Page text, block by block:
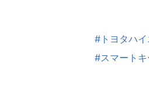
#トヨタハイ
#スマート